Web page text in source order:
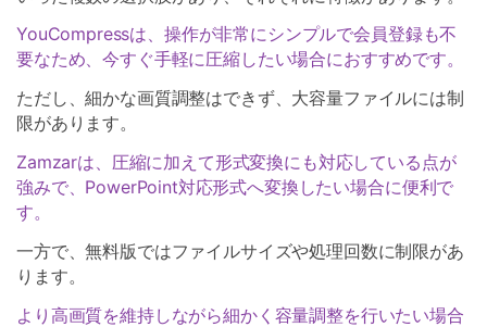
YouCompressは、操作が非常にシンプルで会員登録も不
要なため、今すぐ手軽に圧縮したい場合におすすめです。
ただし、細かな画質調整はできず、大容量ファイルには制
限があります。
Zamzarは、圧縮に加えて形式変換にも対応している点が
強みで、PowerPoint対応形式へ変換したい場合に便利で
す。
一方で、無料版ではファイルサイズや処理回数に制限があ
ります。
より高画質を維持しながら細かく容量調整を行いたい場合